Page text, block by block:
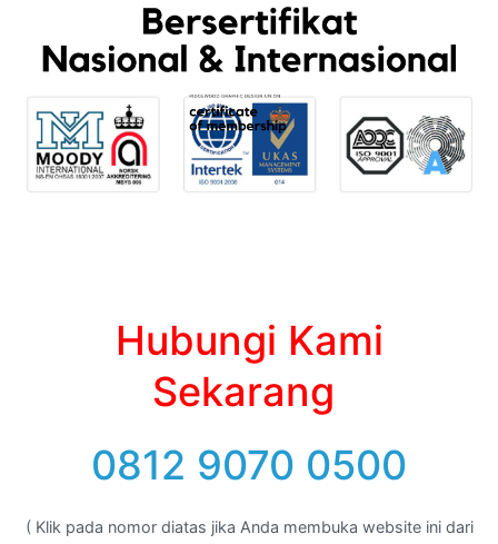
Hubungi Kami
Sekarang
0812 9070 0500
( Klik pada nomor diatas jika Anda membuka website ini dari